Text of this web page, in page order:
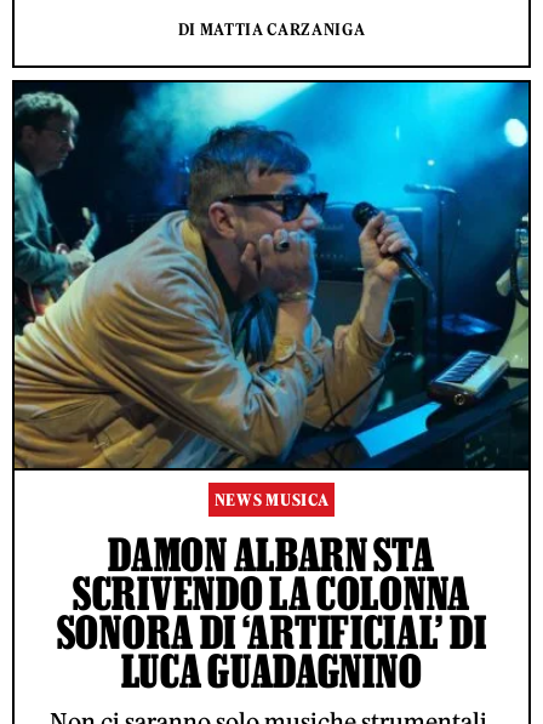
DI MATTIA CARZANIGA
NEWS MUSICA
DAMON ALBARN STA
SCRIVENDO LA COLONNA
SONORA DI ‘ARTIFICIAL’ DI
LUCA GUADAGNINO